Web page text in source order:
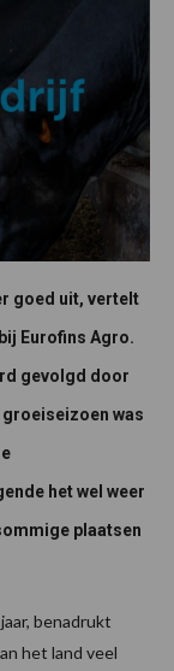
goed uit, vertelt
Eurofins Agro.
gevolgd door
was
het wel weer
plaatsen
benadrukt
het land veel